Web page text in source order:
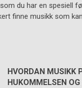
du har en spesiell
finne musikk som
HVORDAN MUSIKK
HUKOMMELSEN OG